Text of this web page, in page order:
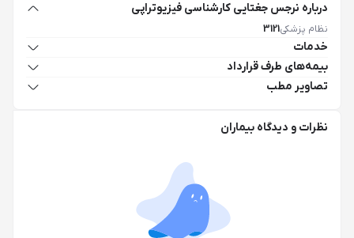
درباره نرجس جغتایی کارشناسی فیزیوتراپی
نظام پزشکی3121
خدمات
بیمه‌های طرف قرارداد
تصاویر مطب
نظرات و دیدگاه بیماران